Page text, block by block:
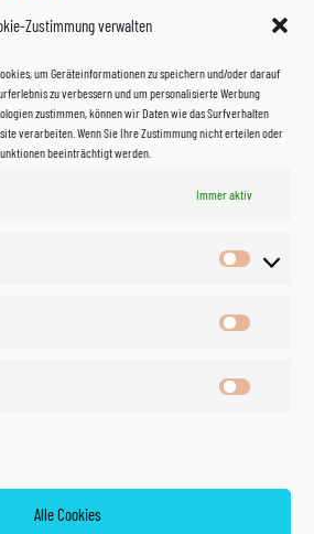
Zustimmung verwalten
um Geräteinformationen zu speichern und/oder darauf
zu verbessern und um personalisierte Werbung
zustimmen, können wir Daten wie das Surfverhalten
verarbeiten. Wenn Sie Ihre Zustimmung nicht erteilen oder
beeinträchtigt werden.
Immer aktiv
Vorlieben
Alle Cookies